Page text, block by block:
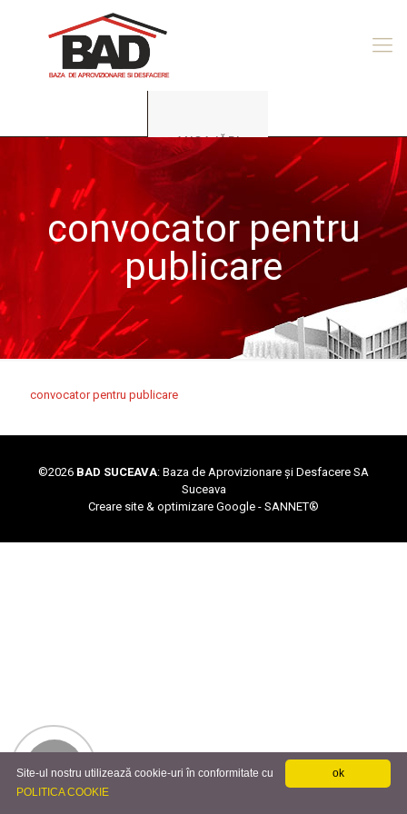
ANGAJĂRI
convocator pentru
publicare
convocator pentru publicare
©2026 BAD SUCEAVA: Baza de Aprovizionare și Desfacere SA
Suceava
Creare site & optimizare Google - SANNET®
ok
Site-ul nostru utilizează cookie-uri în conformitate cu
POLITICA COOKIE